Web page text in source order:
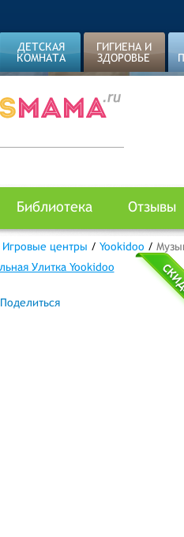
ДЕТСКАЯ
КОМНАТА
ГИГИЕНА И
ЗДОРОВЬЕ
Библиотека Отзывы
Игровые центры / Yookidoo /
Поделиться